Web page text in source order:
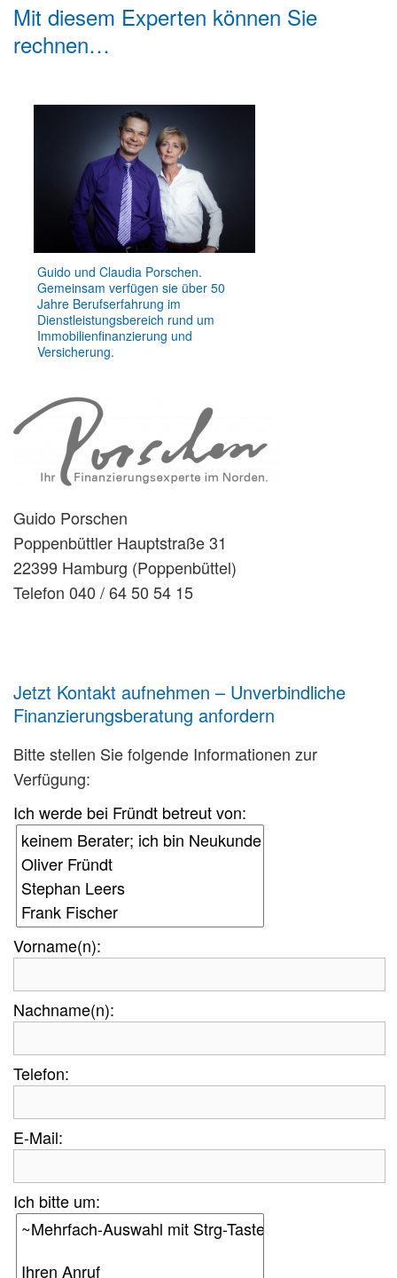
Mit diesem Experten können Sie
rechnen…
Guido und Claudia Porschen.
Gemeinsam verfügen sie über 50
Jahre Berufserfahrung im
Dienstleistungsbereich rund um
Immobilienfinanzierung und
Versicherung.
Guido Porschen
Poppenbüttler Hauptstraße 31
22399 Hamburg (Poppenbüttel)
Telefon 040 / 64 50 54 15
Jetzt Kontakt aufnehmen – Unverbindliche
Finanzierungsberatung anfordern
Bitte stellen Sie folgende Informationen zur
Verfügung:
Ich werde bei Fründt betreut von:
Vorname(n):
Nachname(n):
Telefon:
E-Mail:
Ich bitte um: